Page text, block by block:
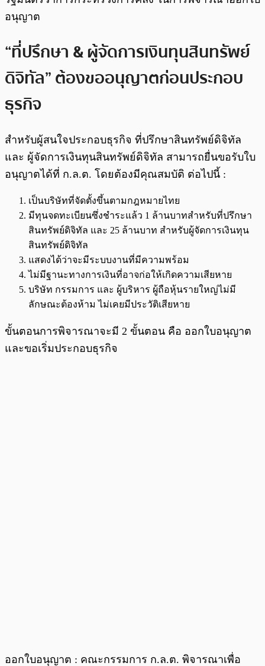
อนุญาต
“ที่ปรึกษา & ผู้จัดการเงินทุนสินทรัพย์
ดิจิทัล” ต้องขออนุญาตก่อนประกอบ
ธุรกิจ
สำหรับผู้สนใจประกอบธุรกิจ ที่ปรึกษาสินทรัพย์ดิจิทัล
และ ผู้จัดการเงินทุนสินทรัพย์ดิจิทัล สามารถยื่นขอรับใบ
อนุญาตได้ที่ ก.ล.ต. โดยต้องมีคุณสมบัติ ต่อไปนี้ :
เป็นบริษัทที่จัดตั้งขึ้นตามกฎหมายไทย
มีทุนจดทะเบียนซึ่งชำระแล้ว 1 ล้านบาทสำหรับที่ปรึกษา
สินทรัพย์ดิจิทัล และ 25 ล้านบาท สำหรับผู้จัดการเงินทุน
สินทรัพย์ดิจิทัล
แสดงได้ว่าจะมีระบบงานที่มีความพร้อม
ไม่มีฐานะทางการเงินที่อาจก่อให้เกิดความเสียหาย
บริษัท กรรมการ และ ผู้บริหาร ผู้ถือหุ้นรายใหญ่ไม่มี
ลักษณะต้องห้าม ไม่เคยมีประวัติเสียหาย
ขั้นตอนการพิจารณาจะมี 2 ขั้นตอน คือ ออกใบอนุญาต
และขอเริ่มประกอบธุรกิจ
ออกใบอนุญาต : คณะกรรมการ ก.ล.ต. พิจารณาเพื่อ